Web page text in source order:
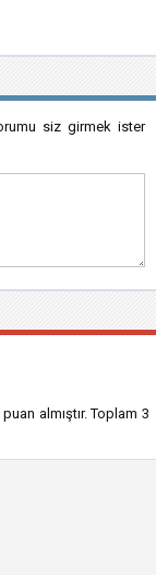
siz girmek ister
puan almıştır. Toplam3